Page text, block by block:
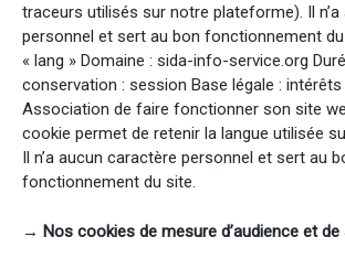
traceurs utilisés sur notre plateforme). Il
personnel et sert au bon fonctionnement
« lang » Domaine : sida-info-service.org
conservation : session Base légale :
Association de faire fonctionner son site
cookie permet de retenir la langue utilisée
Il n’a aucun caractère personnel et sert au
fonctionnement du site.
→ Nos cookies de mesure d’audience et